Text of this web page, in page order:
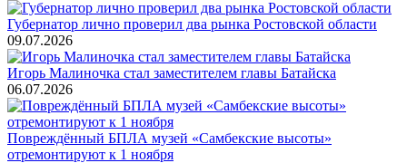
Губернатор лично проверил два рынка Ростовской области
09.07.2026
Игорь Малиночка стал заместителем главы Батайска
06.07.2026
Повреждённый БПЛА музей «Самбекские высоты»
отремонтируют к 1 ноября